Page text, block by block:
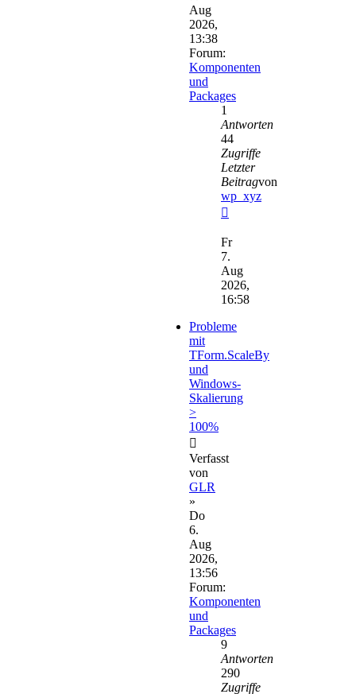
Aug
2026,
13:38
Forum:
Komponenten
und
Packages
1
Antworten
44
Zugriffe
Letzter
Beitragvon
wp_xyz
Beitrag
Fr
7.
Aug
2026,
16:58
Probleme
mit
TForm.ScaleBy
und
Windows-
Skalierung
>
100%
Verfasst
von
GLR
»
Do
6.
Aug
2026,
13:56
Forum:
Komponenten
und
Packages
9
Antworten
290
Zugriffe